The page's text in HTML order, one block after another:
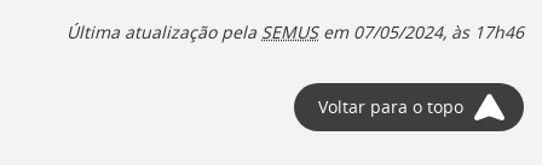
Última atualização pela SEMUSem 07/05/2024, às 17h46
Voltar para o topo